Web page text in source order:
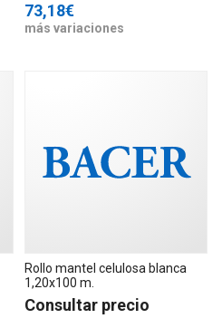
73,18€
más variaciones
Rollo mantel celulosa blanca
1,20x100 m.
Consultar precio